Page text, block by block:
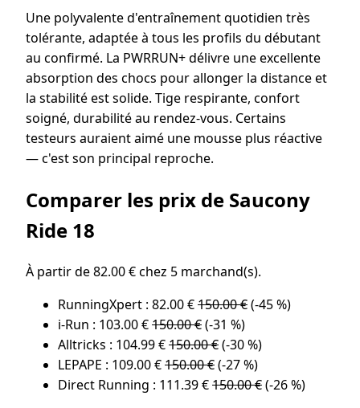
Une polyvalente d'entraînement quotidien très
tolérante, adaptée à tous les profils du débutant
au confirmé. La PWRRUN+ délivre une excellente
absorption des chocs pour allonger la distance et
la stabilité est solide. Tige respirante, confort
soigné, durabilité au rendez-vous. Certains
testeurs auraient aimé une mousse plus réactive
— c'est son principal reproche.
Comparer les prix de Saucony
Ride 18
À partir de 82.00 € chez 5 marchand(s).
RunningXpert : 82.00 €150.00 €(-45 %)
i-Run : 103.00 €150.00 €(-31 %)
Alltricks : 104.99 €150.00 €(-30 %)
LEPAPE : 109.00 €150.00 €(-27 %)
Direct Running : 111.39 €150.00 €(-26 %)